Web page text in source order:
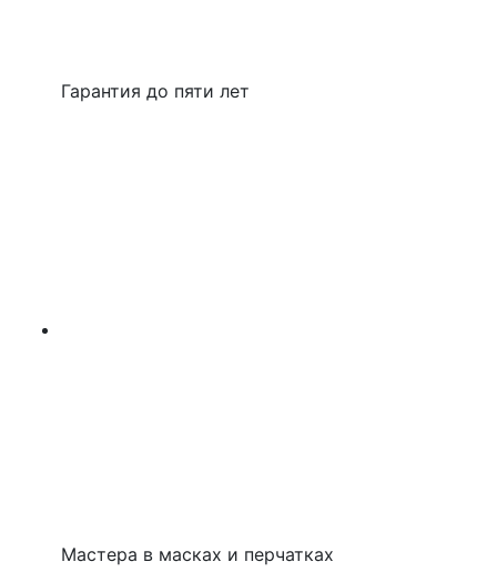
Гарантия до пяти лет
Мастера в масках и перчатках